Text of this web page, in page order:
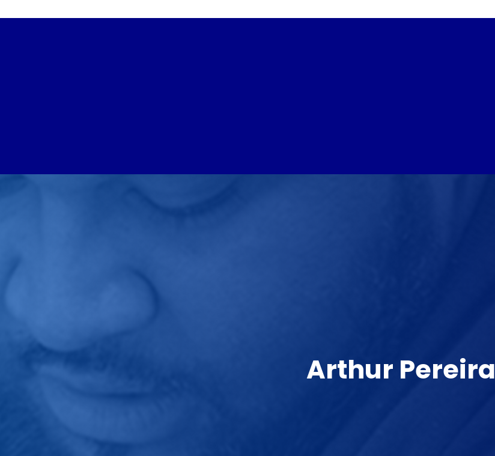
Arthur Pereira